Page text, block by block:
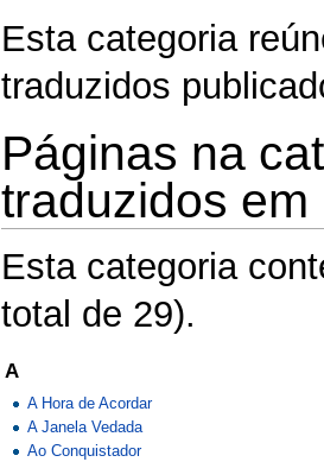
Esta categoria
traduzidos
Páginas na
traduzidos em
Esta categoria
total de 29).
A
A Hora de Acordar
A Janela Vedada
Ao Conquistador